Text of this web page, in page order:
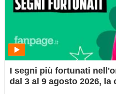
I segni più fortunati
dal 3 al 9 agosto 2026, la